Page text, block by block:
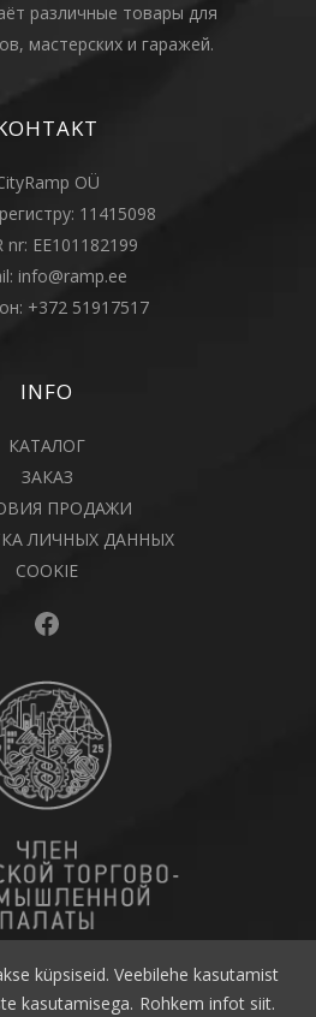
küpsiseid. Veebilehe kasutamist
kasutamisega. Rohkem infot siit.
различные товары для
мастерских и гаражей.
OÜ
11415098
nr: EE101182199
info@ramp.ee
+372 51917517
INFO
КАТАЛОГ
ЗАКАЗ
ПРОДАЖИ
ЛИЧНЫХ ДАННЫХ
COOKIE
Facebook